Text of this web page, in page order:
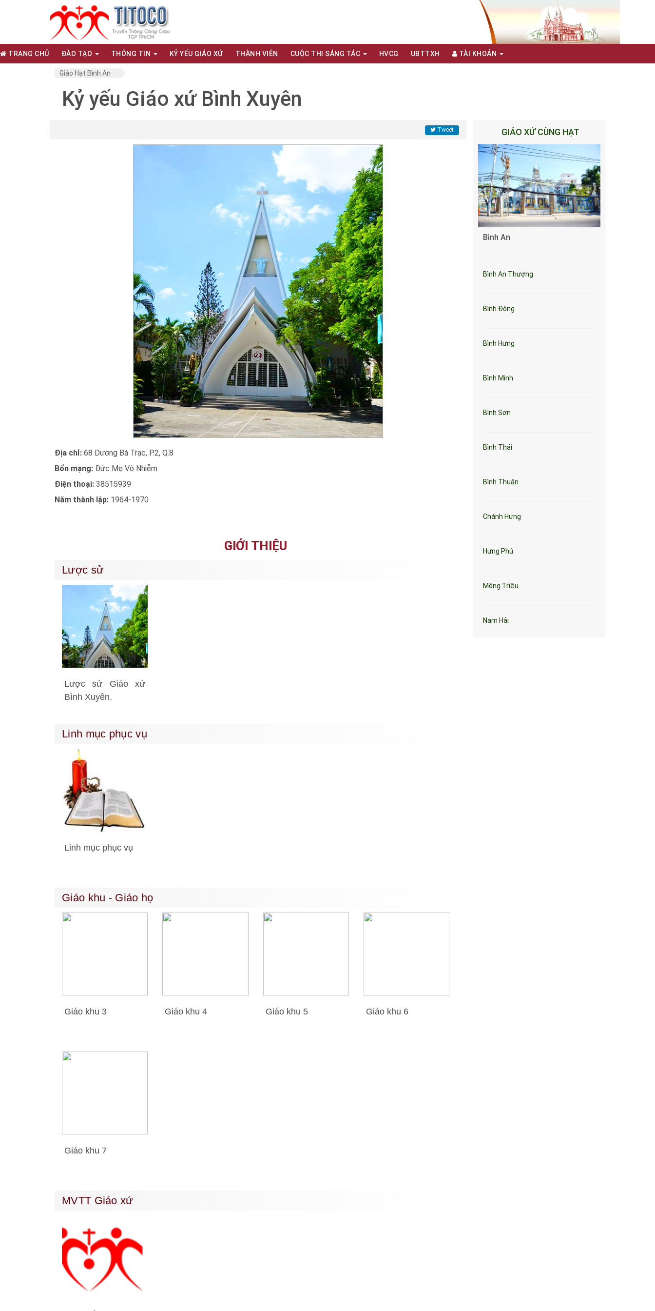
TRANG CHỦ ĐÀO TẠO THÔNG TIN KỶ YẾU GIÁO XỨ THÀNH VIÊN CUỘC THI SÁNG TÁC HVCG UBTTXH TÀI KHOẢN
Giáo Hạt Bình An
Kỷ yếu Giáo xứ Bình Xuyên
Tweet
Địa chỉ: 68 Dương Bá Trạc, P.2, Q.8
Bổn mạng: Đức Mẹ Vô Nhiễm
Điện thoại: 38515939
Năm thành lập: 1964-1970
GIỚI THIỆU
Lược sử
Lược sử Giáo xứ
Bình Xuyên.
Linh mục phục vụ
Linh mục phục vụ
Giáo khu - Giáo họ
Giáo khu 3 Giáo khu 4 Giáo khu 5 Giáo khu 6
Giáo khu 7
MVTT Giáo xứ
GIÁO XỨ CÙNG HẠT
Bình An
Bình An Thượng
Bình Đông
Bình Hưng
Bình Minh
Bình Sơn
Bình Thái
Bình Thuận
Chánh Hưng
Hưng Phú
Mông Triệu
Nam Hải